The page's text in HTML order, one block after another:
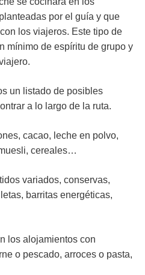
por el guía y que
los viajeros. Este tipo de
mínimo de espíritu de grupo y
un listado de posibles
a lo largo de la ruta.
cacao, leche en polvo,
cereales…
variados, conservas,
barritas energéticas,
los al­ojamientos con
o pescado, arroces o pasta,